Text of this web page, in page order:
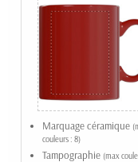
Marquage céramique
couleurs : 8)
Tampographie (max